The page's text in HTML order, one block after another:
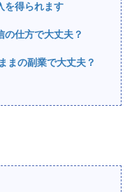
を得られます
の仕方で大丈夫？
まの副業で大丈夫？